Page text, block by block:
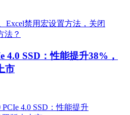
4.0 SSD：性能提升38%，
市